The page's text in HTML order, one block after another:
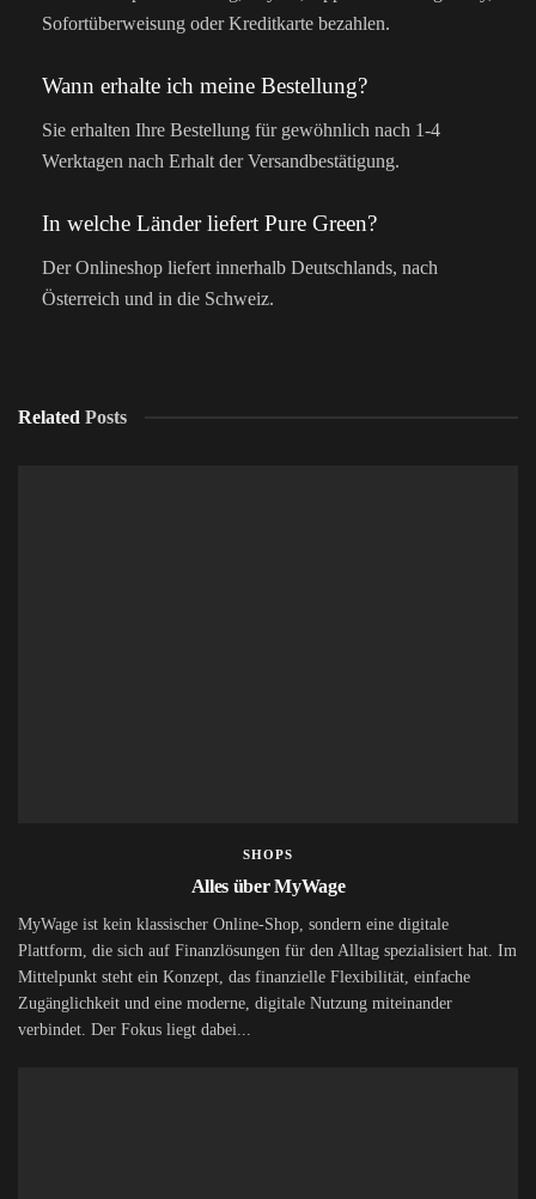
Sofortüberweisung oder Kreditkarte bezahlen.
Wann erhalte ich meine Bestellung?
Sie erhalten Ihre Bestellung für gewöhnlich nach 1-4
Werktagen nach Erhalt der Versandbestätigung.
In welche Länder liefert Pure Green?
Der Onlineshop liefert innerhalb Deutschlands, nach
Österreich und in die Schweiz.
Related Posts
SHOPS
Alles über MyWage
MyWage ist kein klassischer Online-Shop, sondern eine digitale
Plattform, die sich auf Finanzlösungen für den Alltag spezialisiert hat. Im
Mittelpunkt steht ein Konzept, das finanzielle Flexibilität, einfache
Zugänglichkeit und eine moderne, digitale Nutzung miteinander
verbindet. Der Fokus liegt dabei...